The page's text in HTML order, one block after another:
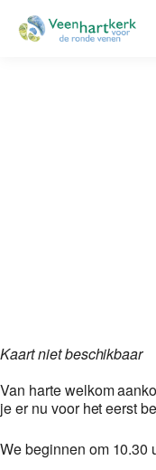
Kaart niet beschikbaar
Van harte welkom
je er nu voor het eerst
We beginnen om 10.30